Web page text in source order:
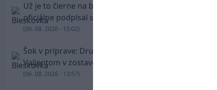
Už je to čierne na bielom: Mohamed Salah
oficiálne podpísal s Trabzonsporom
(06. 08. 2026 - 15:02)
Šok v príprave: Druholigová Mallorca s
Valjentom v zostave zdolala PSG
(06. 08. 2026 - 13:57)